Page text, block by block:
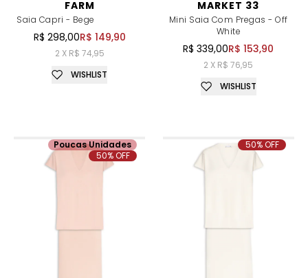
FARM
Saia Capri - Bege
R$ 298,00R$ 149,90
2 X R$ 74,95
WISHLIST
MARKET 33
Mini Saia Com Pregas - Off
White
R$ 339,00R$ 153,90
2 X R$ 76,95
WISHLIST
Poucas Unidades
50% OFF
50% OFF